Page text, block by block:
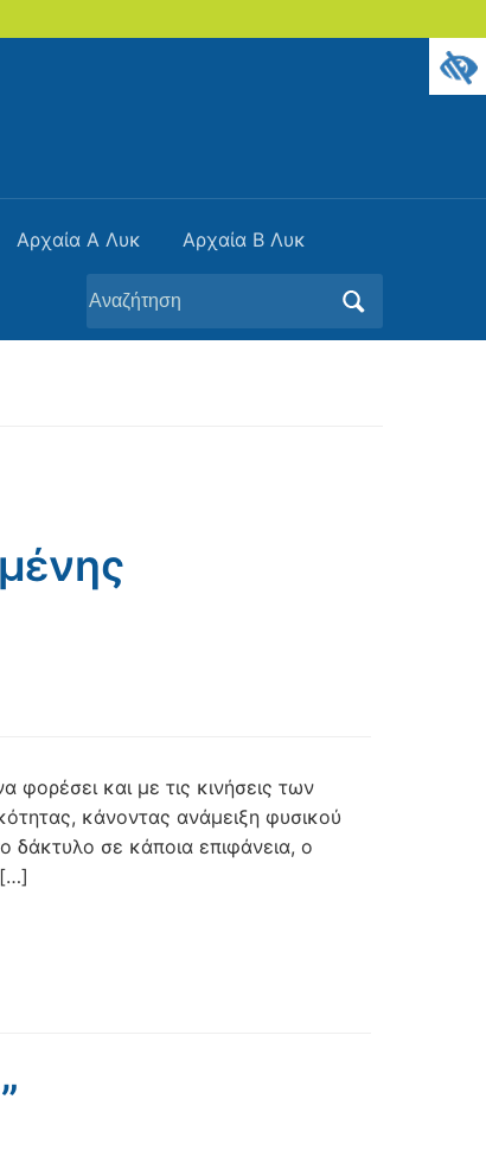
Αρχαία Α Λυκ Αρχαία Β Λυκ
Αναζήτηση
για:
φορέσει και με τις κινήσεις των
κάνοντας ανάμειξη φυσικού
δάκτυλο σε κάποια επιφάνεια, ο
[…]